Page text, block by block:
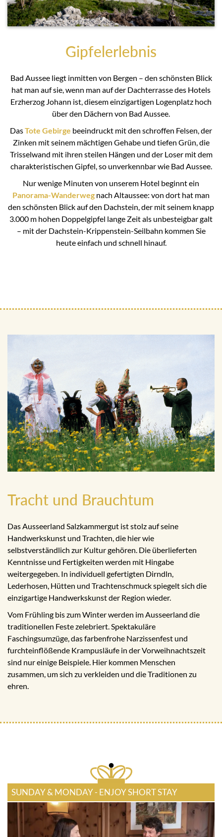
Gipfelerlebnis
Bad Aussee liegt inmitten von Bergen – den schönsten Blick
hat man auf sie, wenn man auf der Dachterrasse des Hotels
Erzherzog Johann ist, diesem einzigartigen Logenplatz hoch
über den Dächern von Bad Aussee.
DasTote Gebirge beeindruckt mit den schroffen Felsen, der
Zinken mit seinem mächtigen Gehabe und tiefen Grün, die
Trisselwand mit ihren steilen Hängen und der Loser mit dem
charakteristischen Gipfel, so unverkennbar wie Bad Aussee.
Nur wenige Minuten von unserem Hotel beginnt ein
Panorama-Wanderweg nach Altaussee: von dort hat man
den schönsten Blick auf den Dachstein, der mit seinem knapp
3.000 m hohen Doppelgipfel lange Zeit als unbesteigbar galt
– mit der Dachstein-Krippenstein-Seilbahn kommen Sie
heute einfach und schnell hinauf.
Tracht und Brauchtum
Das Ausseerland Salzkammergut ist stolz auf seine
Handwerkskunst und Trachten, die hier wie
selbstverständlich zur Kultur gehören. Die überlieferten
Kenntnisse und Fertigkeiten werden mit Hingabe
weitergegeben. In individuell gefertigten Dirndln,
Lederhosen, Hütten und Trachtenschmuck spiegelt sich die
einzigartige Handwerkskunst der Region wieder.
Vom Frühling bis zum Winter werden im Ausseerland die
traditionellen Feste zelebriert. Spektakuläre
Faschingsumzüge, das farbenfrohe Narzissenfest und
furchteinflößende Krampusläufe in der Vorweihnachtszeit
sind nur einige Beispiele. Hier kommen Menschen
zusammen, um sich zu verkleiden und die Traditionen zu
ehren.
SUNDAY & MONDAY - ENJOY SHORT STAY